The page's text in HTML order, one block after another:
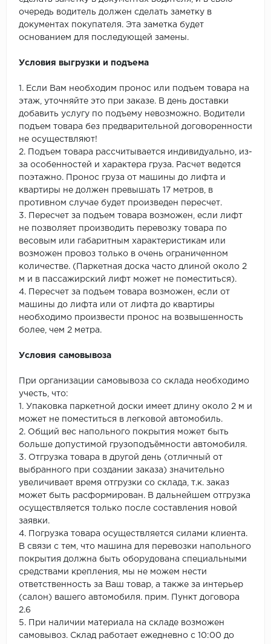
очередь водитель должен сделать заметку в
документах покупателя. Эта заметка будет
основанием для последующей замены.
Условия выгрузки и подъема
1. Если Вам необходим пронос или подъем товара на
этаж, уточняйте это при заказе. В день доставки
добавить услугу по подъему невозможно. Водители
подъем товара без предварительной договоренности
не осуществляют!
2. Подъем товара рассчитывается индивидуально, из-
за особенностей и характера груза. Расчет ведется
поэтажно. Пронос груза от машины до лифта и
квартиры не должен превышать 17 метров, в
противном случае будет произведен пересчет.
3. Пересчет за подъем товара возможен, если лифт
не позволяет производить перевозку товара по
весовым или габаритным характеристикам или
возможен провоз только в очень ограниченном
количестве. (Паркетная доска часто длиной около 2
м и в пассажирский лифт может не поместиться).
4. Пересчет за подъем товара возможен, если от
машины до лифта или от лифта до квартиры
необходимо произвести пронос на возвышенность
более, чем 2 метра.
Условия самовывоза
При организации самовывоза со склада необходимо
учесть, что:
1. Упаковка паркетной доски имеет длину около 2 м и
может не поместиться в легковой автомобиль.
2. Общий вес напольного покрытия может быть
больше допустимой грузоподъёмности автомобиля.
3. Отгрузка товара в другой день (отличный от
выбранного при создании заказа) значительно
увеличивает время отгрузки со склада, т.к. заказ
может быть расформирован. В дальнейшем отгрузка
осуществляется только после составления новой
заявки.
4. Погрузка товара осуществляется силами клиента.
В связи с тем, что машина для перевозки напольного
покрытия должна быть оборудована специальными
средствами крепления, мы не можем нести
ответственность за Ваш товар, а также за интерьер
(салон) вашего автомобиля. прим. Пункт договора
2.6
5. При наличии материала на складе возможен
самовывоз. Склад работает ежедневно с 10:00 до